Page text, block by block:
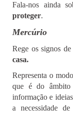
Fala-nos ainda
proteger.
Mercúrio
Rege os signos
casa.
Representa o
que é do âmbito
informação e
a necessidade